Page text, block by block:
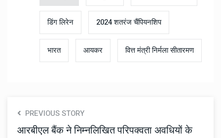
डिंग लिरेन 2024 शतरंज चैंपियनशिप
भारत आयकर वित्त मंत्री निर्मला सीतारमण
PREVIOUS STORY
आरबीएल बैंक ने निम्नलिखित परिपक्वता अवधियों के